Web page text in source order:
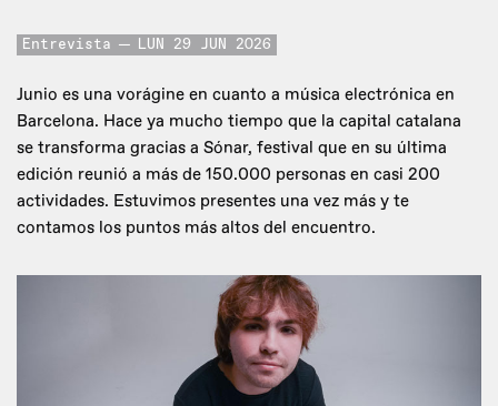
Entrevista LUN 29 JUN 2026
Junio es una vorágine en cuanto a música electrónica en
Barcelona. Hace ya mucho tiempo que la capital catalana
se transforma gracias a Sónar, festival que en su última
edición reunió a más de 150.000 personas en casi 200
actividades. Estuvimos presentes una vez más y te
contamos los puntos más altos del encuentro.